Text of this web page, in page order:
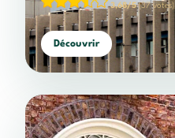
3,68/5(37 votes)
Découvrir